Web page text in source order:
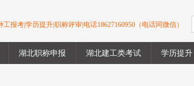
报考|学历提升|职称评审|电话18627160950（电话同微信）
湖北职称申报 湖北建工类考试 学历提升